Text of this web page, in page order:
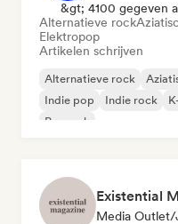
&gt; 4100 gegeven
Alternatieve rock
Elektropop
Artikelen schrijven
Alternatieve rock
Indie pop
Indie rock
Poprock
Existential
Media Outlet/